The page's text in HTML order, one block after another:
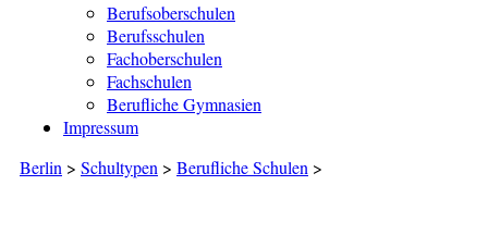
Berufsoberschulen
Berufsschulen
Fachoberschulen
Fachschulen
Berufliche Gymnasien
Impressum
Berlin > Schultypen > Berufliche Schulen >